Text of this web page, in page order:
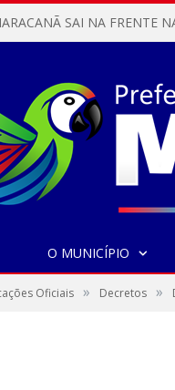
O MUNICÍPIO
Oficiais » Decretos »